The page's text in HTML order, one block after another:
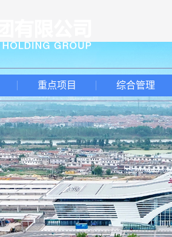
重点项目 综合管理